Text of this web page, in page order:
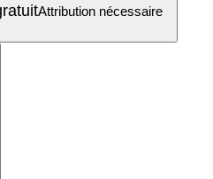
Attribution nécessaire